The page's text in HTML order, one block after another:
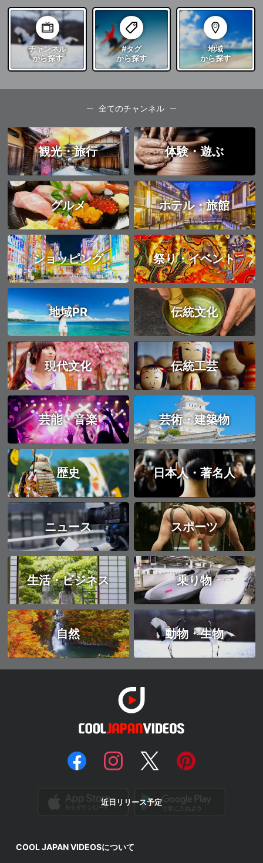
チャンネル
から探す
#タグ
から探す
地域
から探す
全てのチャンネル
観光・旅行 体験・遊ぶ
グルメ ホテル・旅館
ショッピング 祭り・イベント
地域PR 伝統文化
現代文化 伝統工芸
芸能・音楽 芸術・建築物
歴史 日本人・著名人
ニュース スポーツ
生活・ビジネス 乗り物
自然 動物・生物
近日リリース予定
COOL JAPAN VIDEOSについて